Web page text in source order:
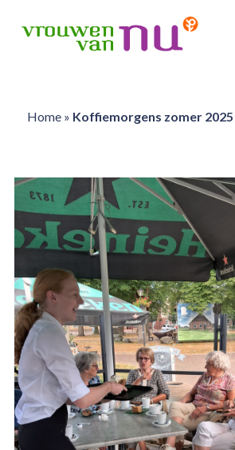
Home» Koffiemorgens zomer 2025